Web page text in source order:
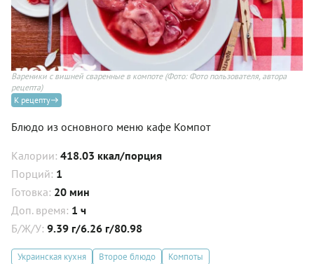
Вареники с вишней сваренные в компоте(Фото: Фото пользователя, автора
рецепта)
К рецепту
Блюдо из основного меню кафе Компот
Калории: 418.03 ккал/порция
Порций: 1
Готовка: 20 мин
Доп. время: 1 ч
Б/Ж/У: 9.39 г/6.26 г/80.98
Украинская кухня Второе блюдо Компоты